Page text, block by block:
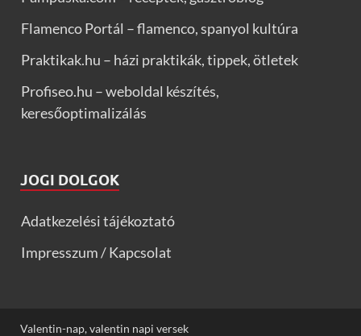
Flamenco Portál – flamenco, spanyol kultúra
Praktikak.hu – házi praktikák, tippek, ötletek
Profiseo.hu – weboldal készítés,
keresőoptimalizálás
JOGI DOLGOK
Adatkezelési tájékoztató
Impresszum / Kapcsolat
Valentin-nap, valentin napi versek